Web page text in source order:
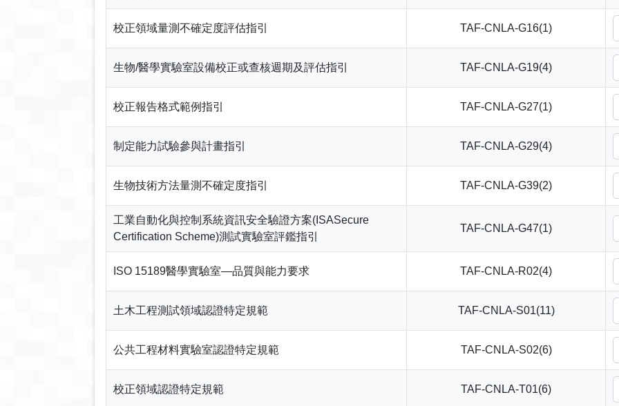
校正領域量測不確定度評估指引 TAF-CNLA-G16(1)
生物/醫學實驗室設備校正或查核週期及評估指引 TAF-CNLA-G19(4)
校正報告格式範例指引 TAF-CNLA-G27(1)
制定能力試驗參與計畫指引 TAF-CNLA-G29(4)
生物技術方法量測不確定度指引 TAF-CNLA-G39(2)
工業自動化與控制系統資訊安全驗證方案(ISASecure
Certification Scheme)測試實驗室評鑑指引
TAF-CNLA-G47(1)
ISO 15189醫學實驗室—品質與能力要求 TAF-CNLA-R02(4)
土木工程測試領域認證特定規範 TAF-CNLA-S01(11)
公共工程材料實驗室認證特定規範 TAF-CNLA-S02(6)
校正領域認證特定規範 TAF-CNLA-T01(6)